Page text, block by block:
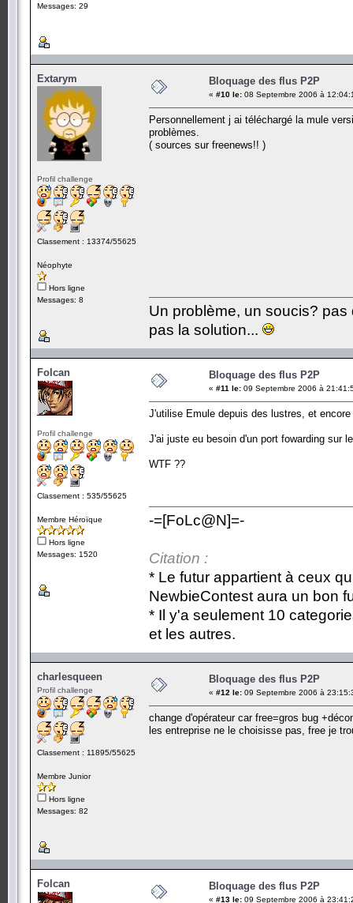
Messages: 29
Extarym
Profil challenge
Classement : 13374/55625
Néophyte
Hors ligne
Messages: 8
Bloquage des flus P2P
« #10 le: 08 Septembre 2006 à
Personnellement j ai téléchargé la mule
problèmes.
( sources sur freenews!! )
Un problème, un soucis?
pas la solution...
Folcan
Profil challenge
Classement : 535/55625
Membre Héroïque
Hors ligne
Messages: 1520
Bloquage des flus P2P
« #11 le: 09 Septembre 2006 à
J'utilise Emule depuis des lustres, et
J'ai juste eu besoin d'un port fowarding sur
WTF ??
-=[FoLc@N]=-
Citation :
* Le futur appartient à ceux
NewbieContest aura un bon
* Il y'a seulement 10
et les autres.
charlesqueen
Profil challenge
Classement : 11895/55625
Membre Junior
Hors ligne
Messages: 82
Bloquage des flus P2P
« #12 le: 09 Septembre 2006 à
change d'opérateur car free=gros bug
les entreprise ne le choisisse pas, free je
Folcan Bloquage des flus P2P
« #13 le: 09 Septembre 2006 à